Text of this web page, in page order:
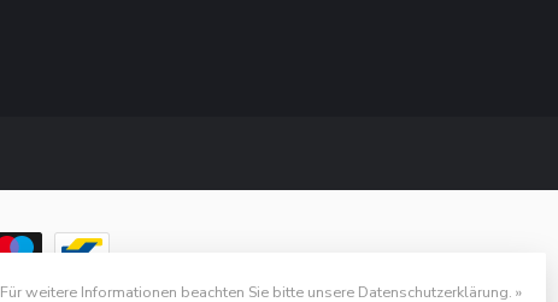
Für weitere Informationen beachten Sie bitte unsere Datenschutzerklärung. »